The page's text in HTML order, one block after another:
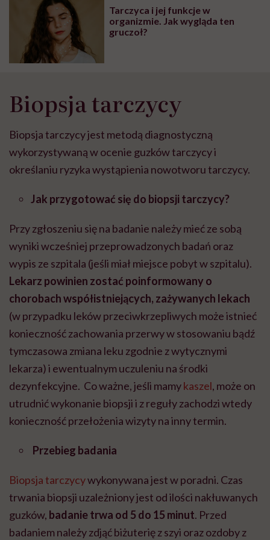
Tarczyca i jej funkcje w
organizmie. Jak wygląda ten
gruczoł?
Biopsja tarczycy
Biopsja tarczycy jest metodą diagnostyczną
wykorzystywaną w ocenie guzków tarczycy i
określaniu ryzyka wystąpienia nowotworu tarczycy.
Jak przygotować się do biopsji tarczycy?
Przy zgłoszeniu się na badanie należy mieć ze sobą
wyniki wcześniej przeprowadzonych badań oraz
wypis ze szpitala (jeśli miał miejsce pobyt w szpitalu).
Lekarz powinien zostać poinformowany o
chorobach współistniejących, zażywanych lekach
(w przypadku leków przeciwkrzepliwych może istnieć
konieczność zachowania przerwy w stosowaniu bądź
tymczasowa zmiana leku zgodnie z wytycznymi
lekarza) i ewentualnym uczuleniu na środki
dezynfekcyjne. Co ważne, jeśli mamykaszel, może on
utrudnić wykonanie biopsji i z reguły zachodzi wtedy
konieczność przełożenia wizyty na inny termin.
Przebieg badania
Biopsja tarczycywykonywana jest w poradni. Czas
trwania biopsji uzależniony jest od ilości nakłuwanych
guzków, badanie trwa od 5 do 15 minut. Przed
badaniem należy zdjąć biżuterię z szyi oraz ozdoby z